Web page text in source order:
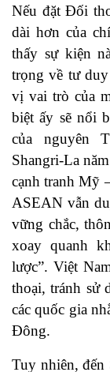
Nếu đặt Đối
dài hơn của
thấy sự kiện
trọng về tư
vị vai trò của
biệt ấy sẽ nổi
của nguyên
Shangri-La
cạnh tranh Mỹ
ASEAN vẫn
vững chắc,
xoay quanh
lược”. Việt
thoại, tránh sử
các quốc gia
Đông.
Tuy nhiên, đến